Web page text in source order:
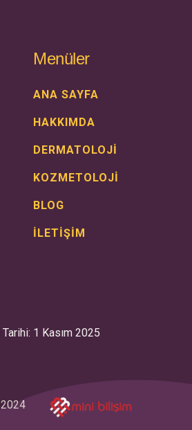
Menüler
ANA SAYFA
HAKKIMDA
DERMATOLOJİ
KOZMETOLOJİ
BLOG
İLETİŞİM
1 Kasım 2025
2024